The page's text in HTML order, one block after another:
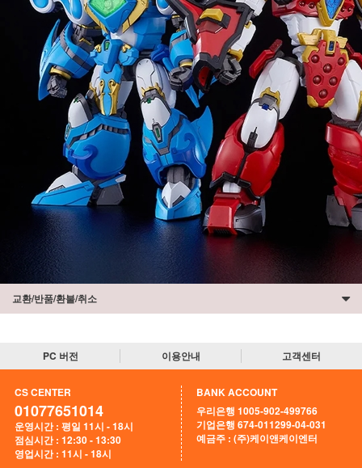
교환/반품/환불/취소
PC 버전 이용안내 고객센터
CS CENTER
01077651014
운영시간 : 평일 11시 - 18시
점심시간 : 12:30 - 13:30
영업시간 : 11시 - 18시
BANK ACCOUNT
우리은행 1005-902-499766
기업은행 674-011299-04-031
예금주 : (주)케이앤케이엔터